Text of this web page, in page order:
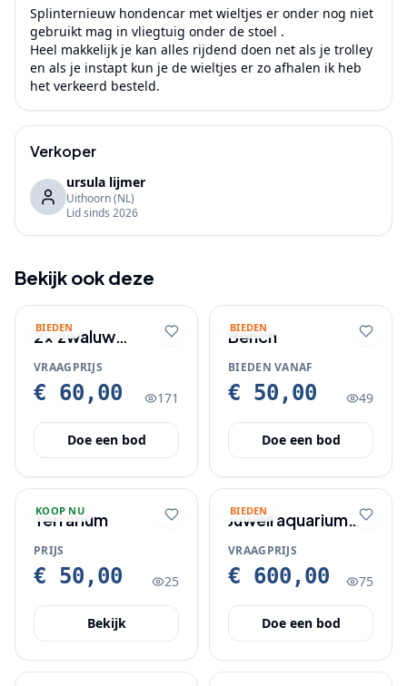
Splinternieuw hondencar met wieltjes er onder nog niet
gebruikt mag in vliegtuig onder de stoel .
Heel makkelijk je kan alles rijdend doen net als je trolley
en als je instapt kun je de wieltjes er zo afhalen ik heb
het verkeerd besteld.
Verkoper
ursula lijmer
Uithoorn(NL)
Lid sinds 2026
Bekijk ook deze
BIEDEN
2x zwaluw
nestkast
woodstone
VRAAGPRIJS
€ 60,00 171
Doe een bod
BIEDEN
Bench
BIEDEN VANAF
€ 50,00 49
Doe een bod
KOOP NU
Terrarium
PRIJS
€ 50,00 25
Bekijk
BIEDEN
Juwell aquarium
240 L
VRAAGPRIJS
€ 600,00 75
Doe een bod